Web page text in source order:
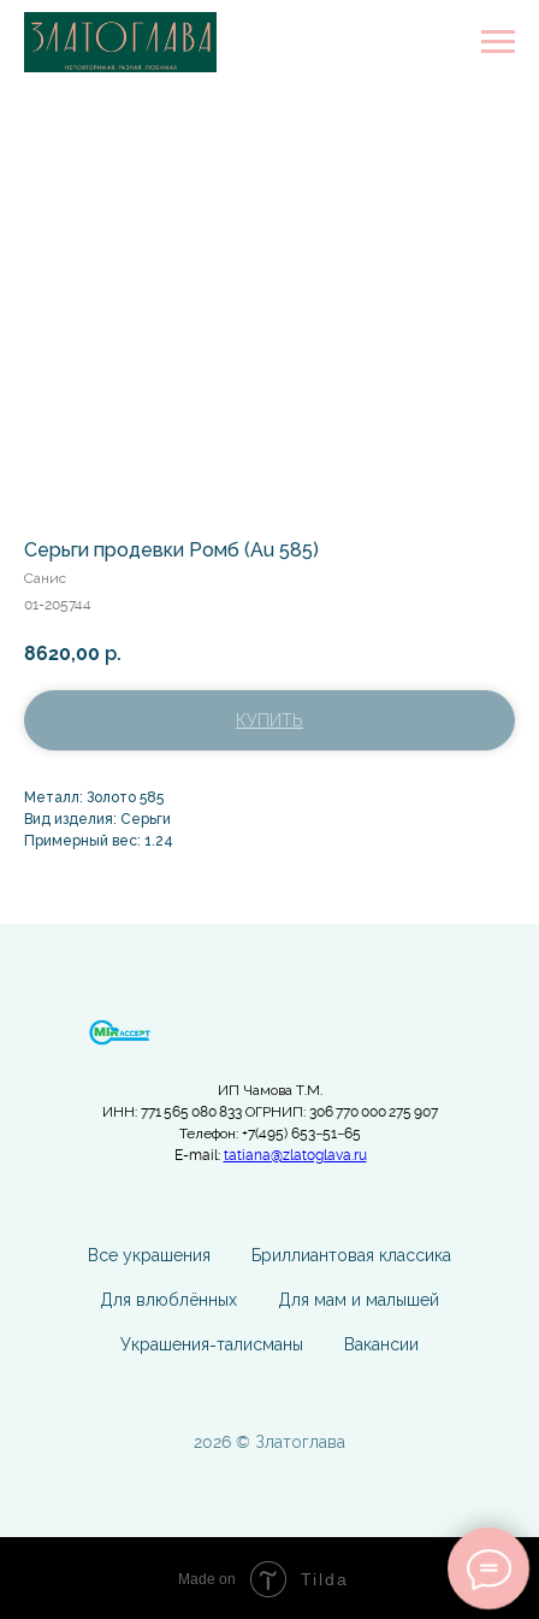
Серьги продевки Ромб (Au 585)
Санис
01-205744
8620,00 р.
КУПИТЬ
Металл: Золото 585
Вид изделия: Серьги
Примерный вес: 1.24
ИП Чамова Т.М.
ИНН: 771 565 080 833 ОГРНИП: 306 770 000 275 907
Телефон: +7(495) 653−51−65
E-mail: tatiana@zlatoglava.ru
Все украшения Бриллиантовая классика
Для влюблённых Для мам и малышей
Украшения-талисманы Вакансии
2026 © Златоглава
Made on Tilda